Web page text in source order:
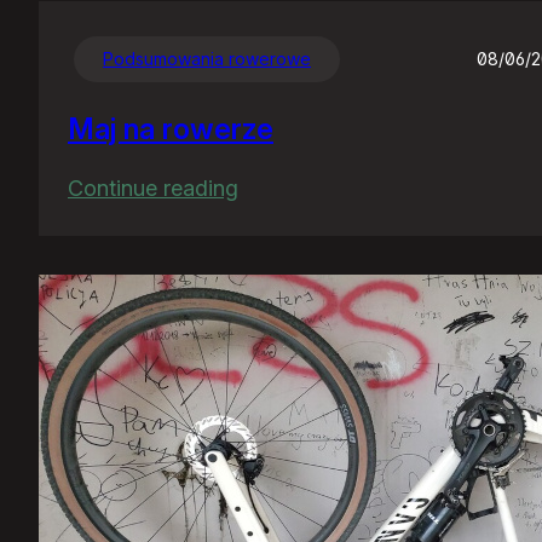
Podsumowania rowerowe 08/06/
Maj na rowerze
Continue reading
rowerze